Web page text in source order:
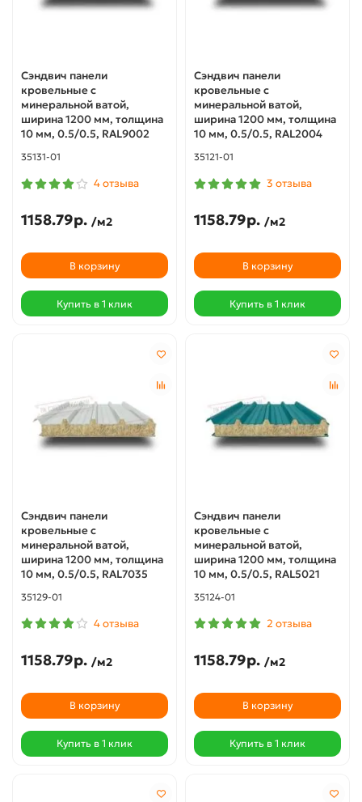
Сэндвич панели
кровельные с
минеральной ватой,
ширина 1200 мм, толщина
10 мм, 0.5/0.5, RAL9002
35131-01
4 отзыва
1158.79р. /м2
В корзину
Купить в 1 клик
Сэндвич панели
кровельные с
минеральной ватой,
ширина 1200 мм, толщина
10 мм, 0.5/0.5, RAL2004
35121-01
3 отзыва
1158.79р. /м2
В корзину
Купить в 1 клик
Сэндвич панели
кровельные с
минеральной ватой,
ширина 1200 мм, толщина
10 мм, 0.5/0.5, RAL7035
35129-01
4 отзыва
1158.79р. /м2
В корзину
Купить в 1 клик
Сэндвич панели
кровельные с
минеральной ватой,
ширина 1200 мм, толщина
10 мм, 0.5/0.5, RAL5021
35124-01
2 отзыва
1158.79р. /м2
В корзину
Купить в 1 клик